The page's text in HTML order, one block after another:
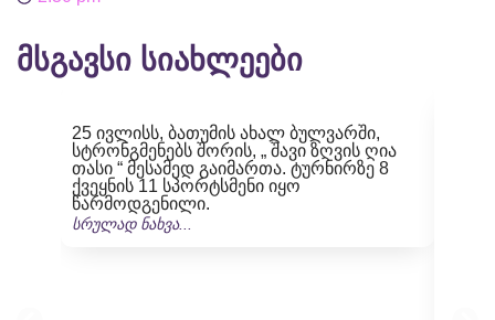
მსგავსი სიახლეები
25 ივლისს, ბათუმის ახალ ბულვარში,
სტრონგმენებს შორის, „ შავი ზღვის ღია
თასი “ მესამედ გაიმართა. ტურნირზე 8
ქვეყნის 11 სპორტსმენი იყო
წარმოდგენილი.
სრულად ნახვა...